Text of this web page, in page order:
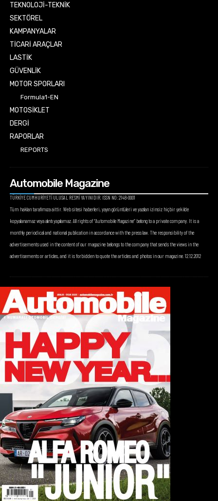
TEKNOLOJİ-TEKNİK
SEKTÖREL
KAMPANYALAR
TİCARİ ARAÇLAR
LASTİK
GÜVENLİK
MOTOR SPORLARI
Formula1-EN
MOTOSİKLET
DERGİ
RAPORLAR
REPORTS
Automobile Magazine
TÜRKİYE CUMHURİYETİ ULUSAL RESMİ YAYINIDIR. ISSN NO: 2148-0001
Tüm hakları tarafımıza aittir. Web sitesi haberleri, yayın görüntüleri ve yazıları izinsiz hiçbir şekilde
kopyalanamaz veya alıntı yapılamaz. All rights of “Automobile Magazine” belong to a private company. It is a
monthly periodical and national publication in accordance with the press law. The responsibility of the
advertisements used in the content of our magazine belongs to the company that sends the views in the
advertisements or articles, and it is forbidden to quote the articles and photos in our magazine. 12.12.2012